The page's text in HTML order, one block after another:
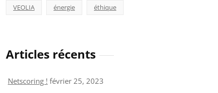
VEOLIA énergie éthique
Articles récents
Netscoring ! février 25, 2023